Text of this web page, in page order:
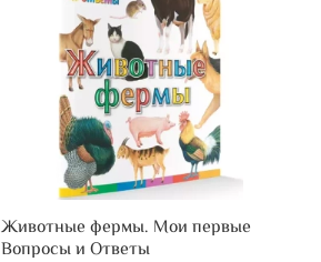
Животные фермы. Мои первые
Вопросы и Ответы